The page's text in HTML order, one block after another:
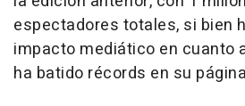
espectadores totales, si bien
impacto mediático en cuanto
ha batido récords en su